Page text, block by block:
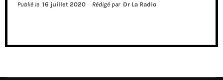
Publié le 16 juillet 2020 Rédigé par Dr La Radio